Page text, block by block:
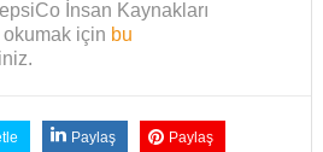
İnsan Kaynakları
okumak için bu
Paylaş Paylaş